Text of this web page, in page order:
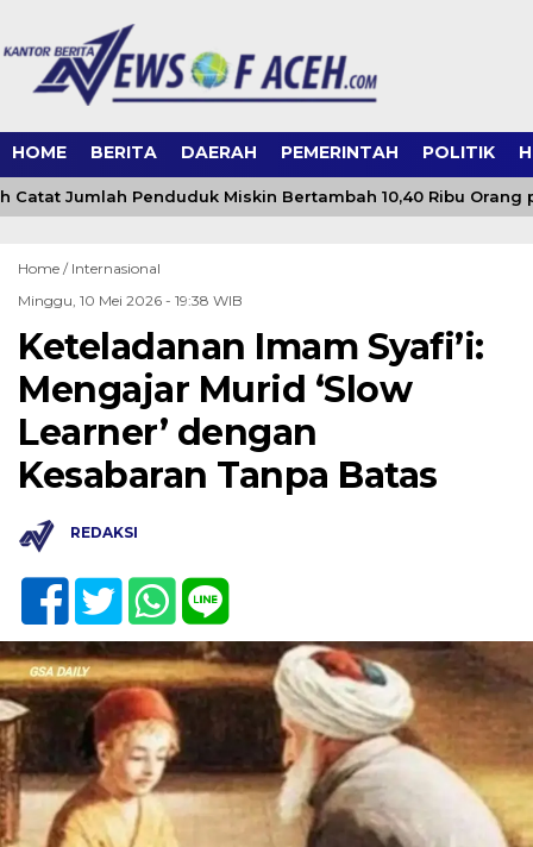
HOME BERITA DAERAH PEMERINTAH POLITIK
Catat Jumlah Penduduk Miskin Bertambah 10,40 Ribu Orang
Home / Internasional
Minggu, 10 Mei 2026 - 19:38 WIB
Keteladanan Imam Syafi’i:
Mengajar Murid ‘Slow
Learner’ dengan
Kesabaran Tanpa Batas
REDAKSI